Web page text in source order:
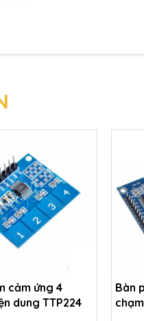
cảm ứng 4
dung TTP224
Bàn